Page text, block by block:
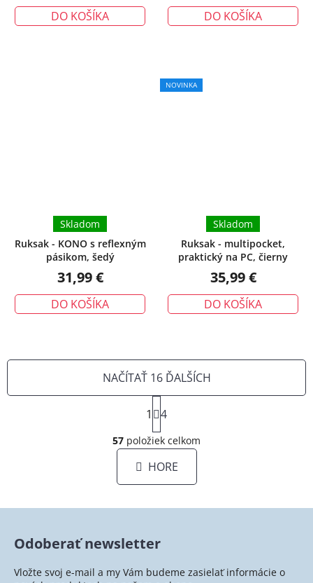
DO KOŠÍKA DO KOŠÍKA
Ruksak - KONO s reflexným
pásikom, šedý
Skladom
31,99 €
DO KOŠÍKA
NOVINKA
Ruksak - multipocket,
praktický na PC, čierny
Skladom
35,99 €
DO KOŠÍKA
O
v
l
á
d
a
i
e
p
NAČÍTAŤ 16 ĎALŠÍCH
S
t
r
á
n
k
o
a
e
1 4
57 položiek celkom
HORE
Odoberať newsletter
Vložte svoj e-mail a my Vám budeme zasielať informácie o